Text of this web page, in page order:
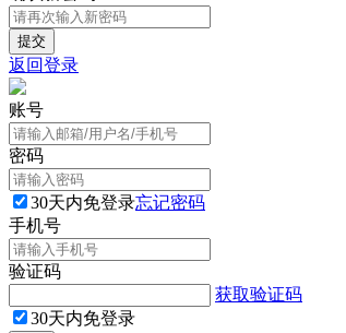
返回登录
账号
密码
30天内免登录忘记密码
手机号
验证码
获取验证码
30天内免登录